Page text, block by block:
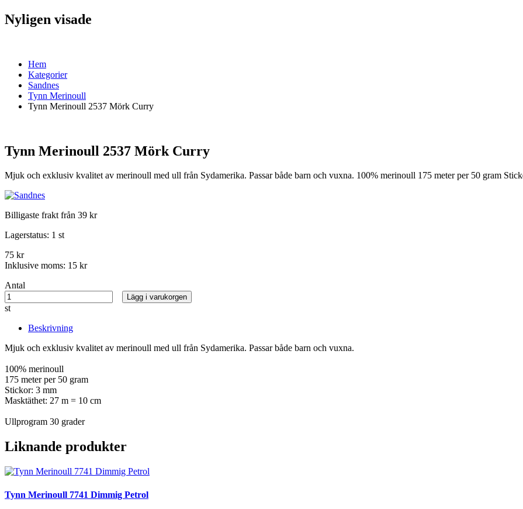
Nyligen visade
Hem
Kategorier
Sandnes
Tynn Merinoull
Tynn Merinoull 2537 Mörk Curry
Tynn Merinoull 2537 Mörk Curry
Mjuk och exklusiv kvalitet av merinoull med ull från Sydamerika. Passar både barn och vuxna. 100% merinoull 175 meter per 50 gram
Billigaste frakt från 39 kr
Lagerstatus: 1 st
75 kr
Inklusive moms: 15 kr
Antal
st
Lägg i varukorgen
Beskrivning
Mjuk och exklusiv kvalitet av merinoull med ull från Sydamerika. Passar både barn och vuxna.
100% merinoull
175 meter per 50 gram
Stickor: 3 mm
Masktäthet: 27 m = 10 cm
Ullprogram 30 grader
Liknande produkter
Tynn Merinoull 7741 Dimmig Petrol